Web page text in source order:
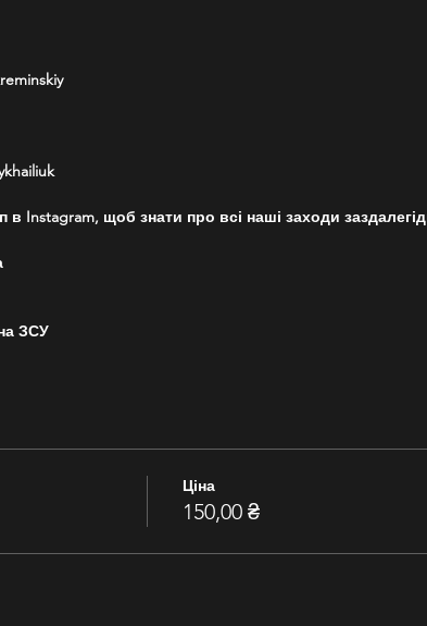
Instagram, щоб знати про всі наші заходи
ЗСУ
Ціна
150,00 ₴